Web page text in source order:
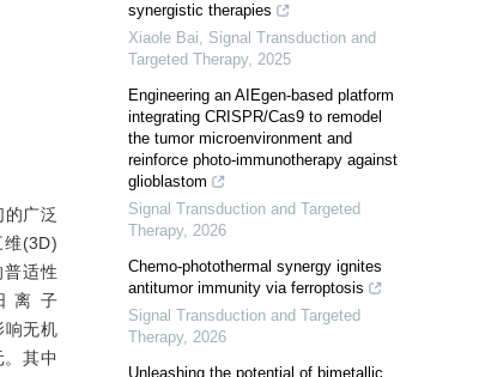
广泛
维(3D)
适性
离子
响无机
其中
synergistic therapies
Xiaole Bai, Signal Transduction and
Targeted Therapy, 2025
Engineering an AIEgen-based platform
integrating CRISPR/Cas9 to remodel
the tumor microenvironment and
reinforce photo-immunotherapy against
glioblastom
Signal Transduction and Targeted
Therapy, 2026
Chemo-photothermal synergy ignites
antitumor immunity via ferroptosis
Signal Transduction and Targeted
Therapy, 2026
Unleashing the potential of bimetallic